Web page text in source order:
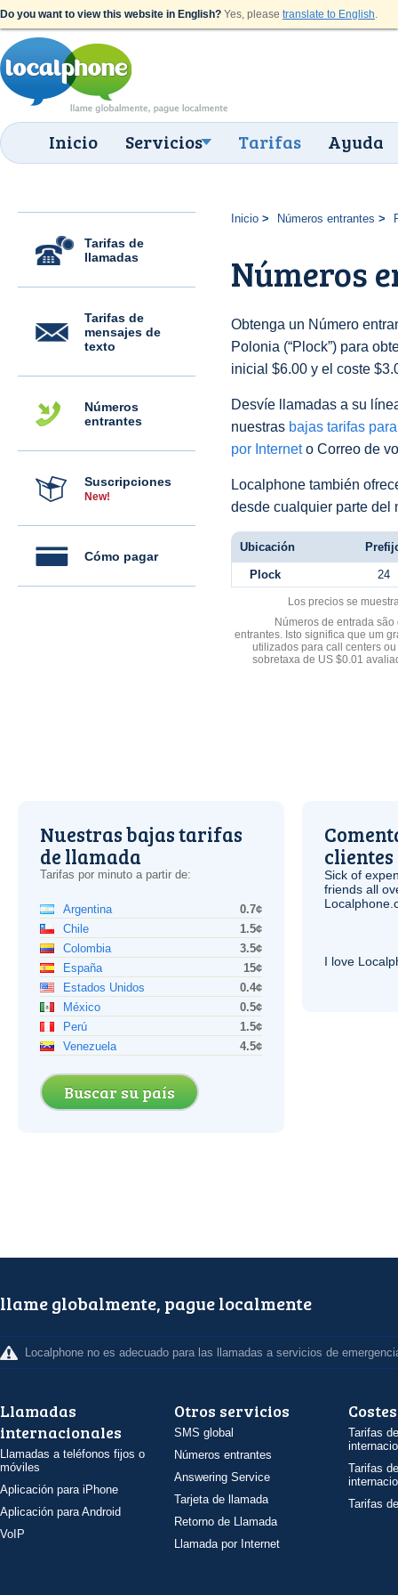
Do you want to view this website in English? Yes, please translate to English.
Inicio Servicios Tarifas Ayuda
Tarifas de
llamadas
Tarifas de
mensajes de
texto
Números
entrantes
Suscripciones
New!
Cómo pagar
Inicio Números entrantes
Números
Obtenga un Número
Polonia (“Plock”) para
inicial $6.00 y el coste
Desvíe llamadas a su
nuestras bajas tarifas
por Interneto Correo de
Localphone también
desde cualquier parte del
Ubicación
Plock 24
Los precios se
Números de entrada
entrantes. Isto significa que um
utilizados para call centers
sobretaxa de US $0.01
Nuestras bajas tarifas
de llamada
Tarifas por minuto a partir de:
Argentina
0.7¢
Chile
1.5¢
Colombia
3.5¢
España
15¢
Estados Unidos
0.4¢
México
0.5¢
Perú
1.5¢
Venezuela
4.5¢
Buscar su país
clientes
Sick of
friends all
I love
llame globalmente, pague localmente
Localphone no es adecuado para las llamadas a servicios de
Llamadas
internacionales
Llamadas a teléfonos fijos o
móviles
Aplicación para iPhone
Aplicación para Android
VoIP
Otros servicios
SMS global
Números entrantes
Answering Service
Tarjeta de llamada
Retorno de Llamada
Llamada por Internet
Costes
Tarifas
Tarifas
Tarifas